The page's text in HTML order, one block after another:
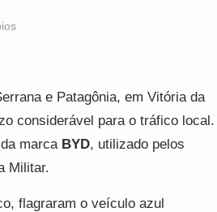
e Patagônia, em Vitória da
considerável para o tráfico local.
marca BYD, utilizado pelos
Militar.
flagraram o veículo azul